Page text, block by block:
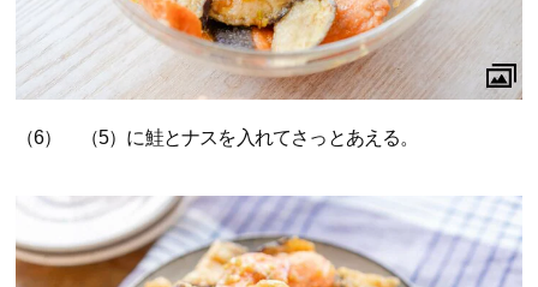
（6） （5）に鮭とナスを入れてさっとあえる。